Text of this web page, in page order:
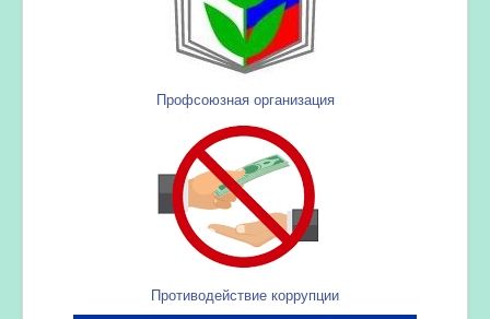
Профсоюзная организация
Противодействие коррупции